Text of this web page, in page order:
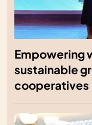
Empowering
sustainable
cooperatives